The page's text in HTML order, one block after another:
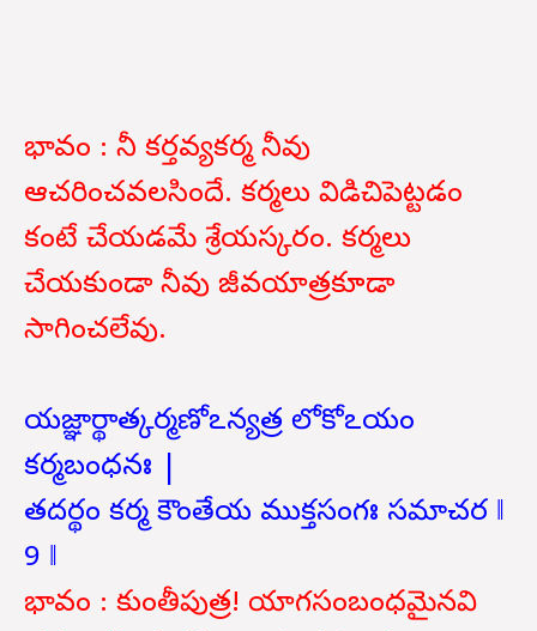
భావం : నీ కర్తవ్యకర్మ నీవు
ఆచరించవలసిందే. కర్మలు విడిచిపెట్టడం
కంటే చేయడమే శ్రేయస్కరం. కర్మలు
చేయకుండా నీవు జీవయాత్రకూడా
సాగించలేవు.
యజ్ఞార్థాత్కర్మణోఽన్యత్ర లోకోఽయం
కర్మబంధనః |
తదర్థం కర్మ కౌంతేయ ముక్తసంగః సమాచర ‖
9 ‖
భావం : కుంతీపుత్ర! యాగసంబంధమైనవి